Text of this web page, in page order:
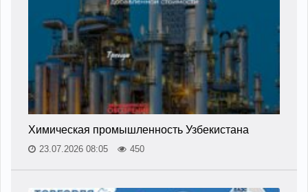
Химическая промышленность Узбекистана
23.07.2026 08:05 450